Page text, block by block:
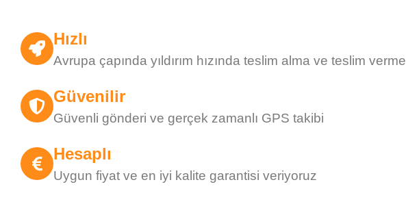
Hızlı
Avrupa çapında yıldırım hızında teslim alma ve teslim verme
Güvenilir
Güvenli gönderi ve gerçek zamanlı GPS takibi
Hesaplı
Uygun fiyat ve en iyi kalite garantisi veriyoruz